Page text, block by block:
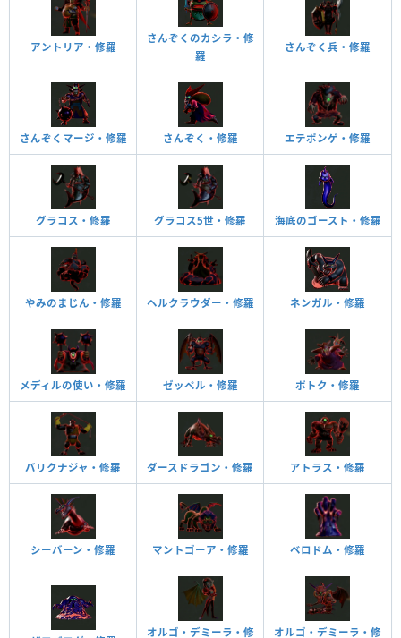
アントリア・修羅
さんぞくのカシラ・修
羅
さんぞく兵・修羅
さんぞくマージ・修羅 さんぞく・修羅 エテポンゲ・修羅
グラコス・修羅 グラコス5世・修羅 海底のゴースト・修羅
やみのまじん・修羅 ヘルクラウダー・修羅 ネンガル・修羅
メディルの使い・修羅 ゼッペル・修羅 ボトク・修羅
バリクナジャ・修羅 ダースドラゴン・修羅 アトラス・修羅
シーバーン・修羅 マントゴーア・修羅 ベロドム・修羅
オルゴ・デミーラ・修
オルゴ・デミーラ・修